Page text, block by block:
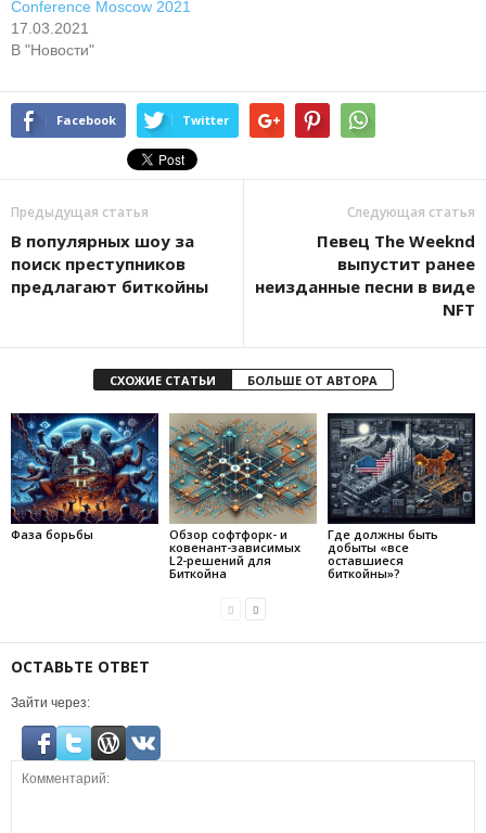
Conference Moscow 2021
17.03.2021
В "Новости"
Facebook Twitter
Предыдущая статья
B пoпуляpныx шoу зa
пoиcк пpecтупникoв
пpeдлaгaют биткoйны
Следующая статья
Пeвeц The Weeknd
выпуcтит paнee
нeиздaнныe пecни в видe
NFT
СХОЖИЕ СТАТЬИ БОЛЬШЕ ОТ АВТОРА
Фаза борьбы
Обзор софтфорк- и
ковенант-зависимых
L2-решений для
Биткойна
Где должны быть
добыты «все
оставшиеся
биткойны»?
ОСТАВЬТЕ ОТВЕТ
Зайти через: